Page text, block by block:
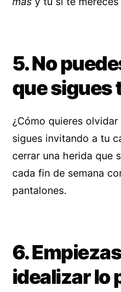
5. No
que sigues
¿Cómo quieres
sigues invitando a tu
cerrar una herida que
cada fin de semana
pantalones.
6.
idealizar lo